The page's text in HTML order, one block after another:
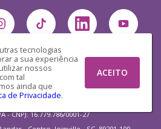
tecnologias
a sua experiência
nossos
tal
ainda que
de Privacidade.
ACEITO
CNPJ: 16.779.786/0001-27